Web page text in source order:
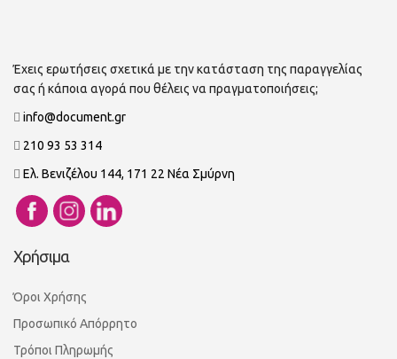
Έχεις ερωτήσεις σχετικά με την κατάσταση της παραγγελίας
σας ή κάποια αγορά που θέλεις να πραγματοποιήσεις;
info@document.gr
210 93 53 314
Ελ. Βενιζέλου 144, 171 22 Νέα Σμύρνη
Χρήσιμα
Όροι Χρήσης
Προσωπικό Απόρρητο
Τρόποι Πληρωμής